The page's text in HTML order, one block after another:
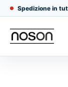
Spedizione in